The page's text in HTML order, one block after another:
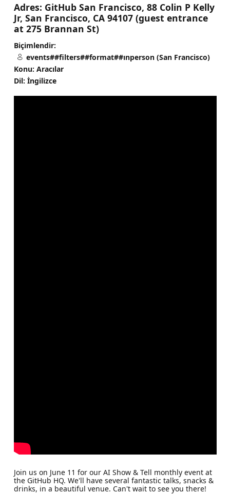
Adres: GitHub San Francisco, 88 Colin P Kelly
Jr, San Francisco, CA 94107 (guest entrance
at 275 Brannan St)
Biçimlendir:
events##filters##format##ınperson (San Francisco)
Konu: Aracılar
Dil: İngilizce
​Join us on June 11 for our AI Show & Tell monthly event at
the GitHub HQ. We'll have several fantastic talks, snacks &
drinks, in a beautiful venue. Can't wait to see you there!